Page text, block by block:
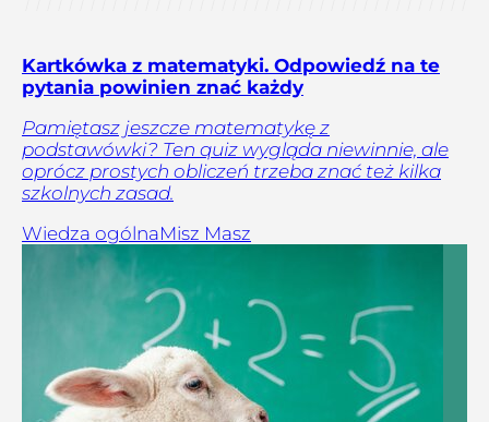
Kartkówka z matematyki. Odpowiedź na te
pytania powinien znać każdy
Pamiętasz jeszcze matematykę z
podstawówki? Ten quiz wygląda niewinnie, ale
oprócz prostych obliczeń trzeba znać też kilka
szkolnych zasad.
Wiedza ogólnaMisz Masz